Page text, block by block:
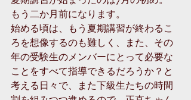
もう二か月前になります。
始める頃は、もう夏期講習が終わるこ
ろを想像するのも難しく、また、その
年の受験生のメンバーにとって必要な
ことをすべて指導できるだろうか？と
考える日々で、また下級生たちの時間